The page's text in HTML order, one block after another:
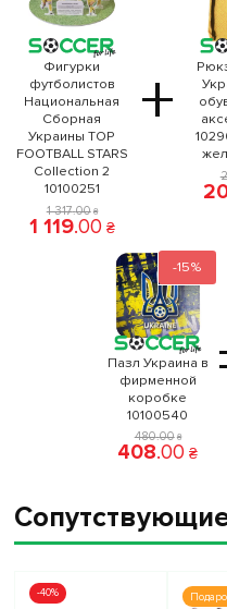
+
Фигурки
футболистов
Национальная
Сборная
Украины TOP
FOOTBALL STARS
Collection 2
10100251
1 317.00 ₴
1 119.00 ₴
-15%
Пазл Украина в
фирменной
коробке
10100540
480.00 ₴
408.00 ₴
-40%